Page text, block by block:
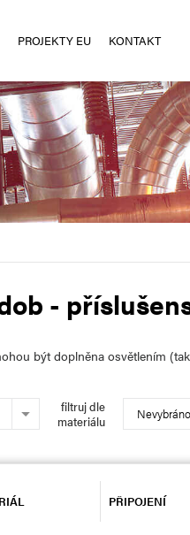
PROJEKTY EU KONTAKT
-
být doplněna osvětlením
filtruj dle
materiálu
Nevybráno
PŘIPOJENÍ